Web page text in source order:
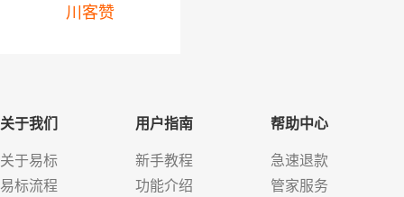
川客赞
关于我们
关于易标
易标流程
用户指南
新手教程
功能介绍
帮助中心
急速退款
管家服务